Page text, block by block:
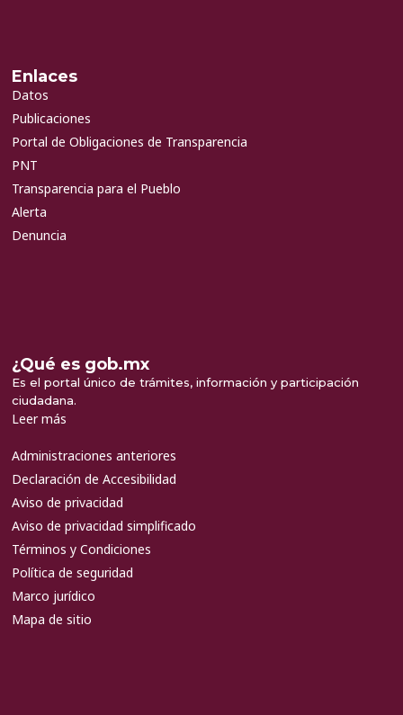
Enlaces
Datos
Publicaciones
Portal de Obligaciones de Transparencia
PNT
Transparencia para el Pueblo
Alerta
Denuncia
¿Qué es gob.mx
Es el portal único de trámites, información y participación
ciudadana.
Leer más
Administraciones anteriores
Declaración de Accesibilidad
Aviso de privacidad
Aviso de privacidad simplificado
Términos y Condiciones
Política de seguridad
Marco jurídico
Mapa de sitio